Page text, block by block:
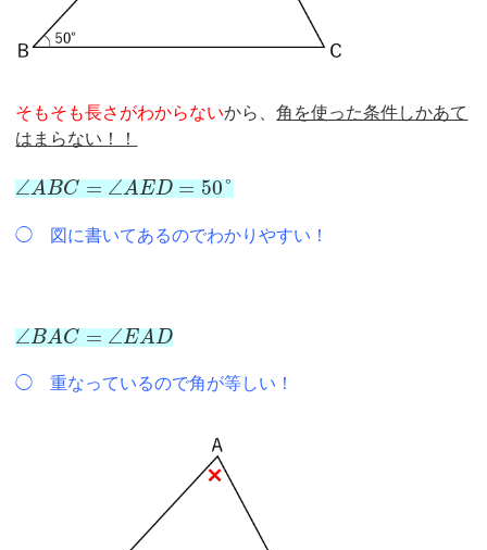
そもそも長さがわからないから、角を使った条件しかあて
はまらない！！
∠ABC = ∠AED = 50°
◯ 図に書いてあるのでわかりやすい！
∠BAC = ∠EAD
◯ 重なっているので角が等しい！